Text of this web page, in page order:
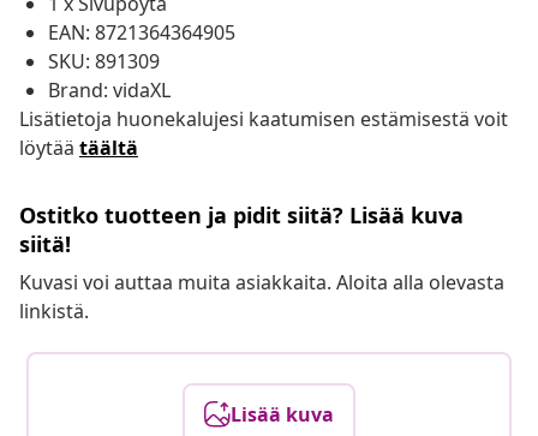
EAN: 8721364364905
SKU: 891309
Brand: vidaXL
Lisätietoja huonekalujesi kaatumisen estämisestä voit
löytää täältä
Ostitko tuotteen ja pidit siitä? Lisää kuva
siitä!
Kuvasi voi auttaa muita asiakkaita. Aloita alla olevasta
linkistä.
Lisää kuva